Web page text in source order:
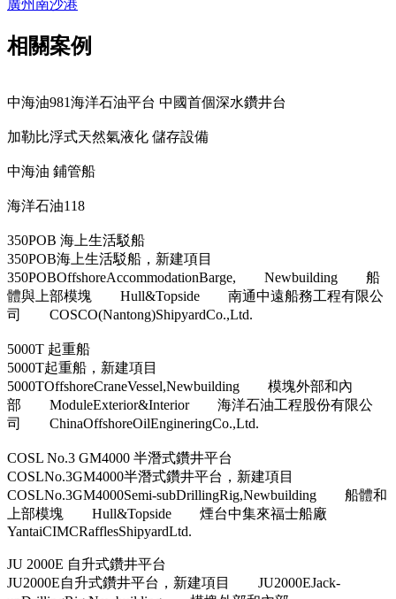
廣州南沙港
相關案例
中海油981海洋石油平台 中國首個深水鑽井台
加勒比浮式天然氣液化 儲存設備
中海油 鋪管船
海洋石油118
350POB 海上生活駁船
350POB海上生活駁船，新建項目
350POBOffshoreAccommodationBarge, Newbuilding 船
體與上部模塊 Hull&Topside 南通中遠船務工程有限公
司 COSCO(Nantong)ShipyardCo.,Ltd.
5000T 起重船
5000T起重船，新建項目
5000TOffshoreCraneVessel,Newbuilding 模塊外部和內
部 ModuleExterior&Interior 海洋石油工程股份有限公
司 ChinaOffshoreOilEngineringCo.,Ltd.
COSL No.3 GM4000 半潛式鑽井平台
COSLNo.3GM4000半潛式鑽井平台，新建項目
COSLNo.3GM4000Semi-subDrillingRig,Newbuilding 船體和
上部模塊 Hull&Topside 煙台中集來福士船廠
YantaiCIMCRafflesShipyardLtd.
JU 2000E 自升式鑽井平台
JU2000E自升式鑽井平台，新建項目 JU2000EJack-